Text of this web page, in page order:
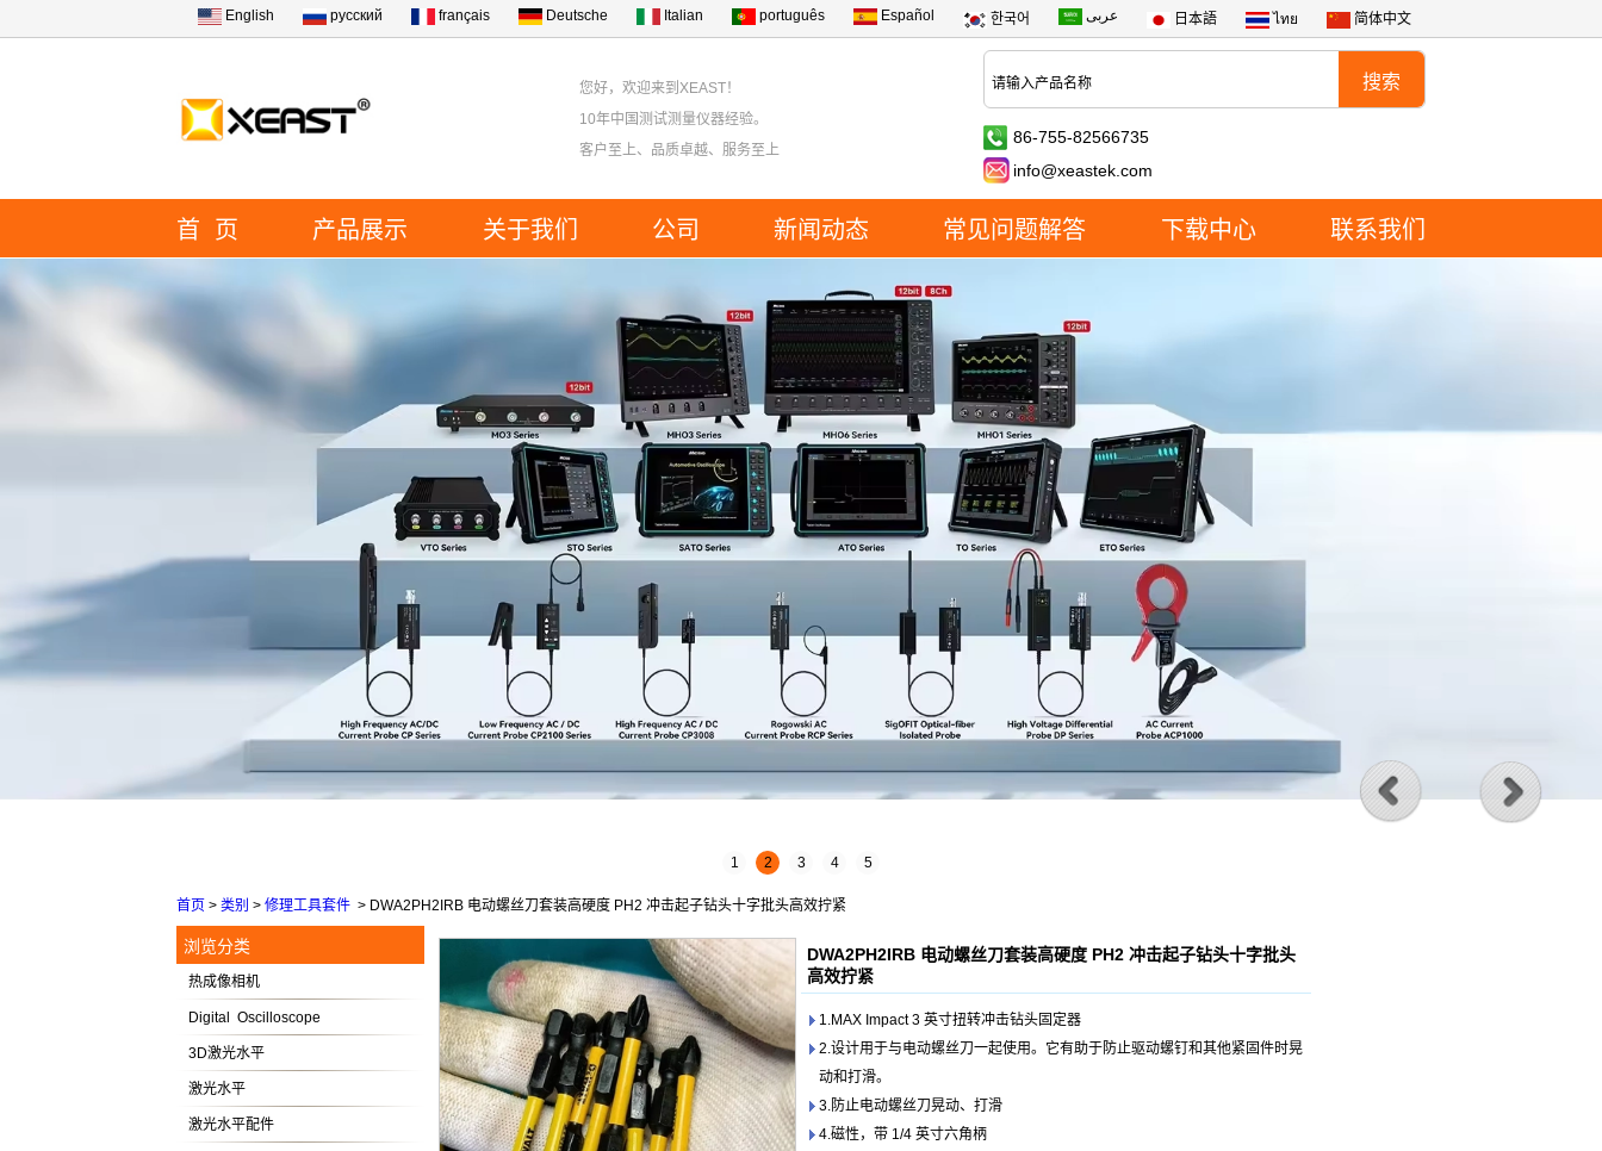
English русский français Deutsche Italian português Español 한국어 عربى 日本語 ไทย 简体中文
您好，欢迎来到XEAST！
10年中国测试测量仪器经验。
客户至上、品质卓越、服务至上
86-755-82566735
info@xeastek.com
首 页 产品展示 关于我们 公司 新闻动态 常见问题解答 下载中心 联系我们
1 2 3 4 5
首页 > 类别 > 修理工具套件 > DWA2PH2IRB 电动螺丝刀套装高硬度 PH2 冲击起子钻头十字批头高效拧紧
浏览分类
热成像相机
Digital Oscilloscope
3D激光水平
激光水平
激光水平配件
DWA2PH2IRB 电动螺丝刀套装高硬度 PH2 冲击起子钻头十字批头
高效拧紧
1.MAX Impact 3 英寸扭转冲击钻头固定器
2.设计用于与电动螺丝刀一起使用。它有助于防止驱动螺钉和其他紧固件时晃
动和打滑。
3.防止电动螺丝刀晃动、打滑
4.磁性，带 1/4 英寸六角柄